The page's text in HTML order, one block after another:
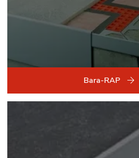
Bara-RAP